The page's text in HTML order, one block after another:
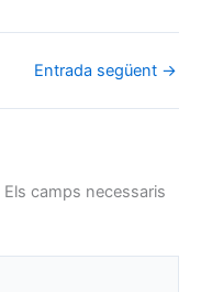
Entrada següent →
Els camps necessaris